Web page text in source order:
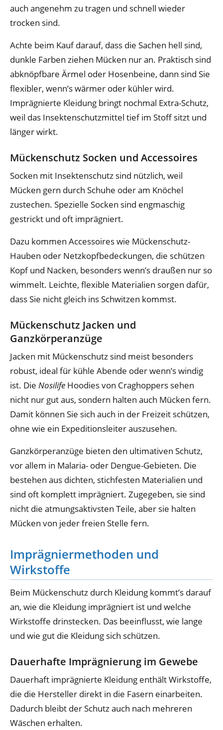
auch angenehm zu tragen und schnell wieder
trocken sind.
Achte beim Kauf darauf, dass die Sachen hell sind,
dunkle Farben ziehen Mücken nur an. Praktisch sind
abknöpfbare Ärmel oder Hosenbeine, dann sind Sie
flexibler, wenn’s wärmer oder kühler wird.
Imprägnierte Kleidung bringt nochmal Extra-Schutz,
weil das Insektenschutzmittel tief im Stoff sitzt und
länger wirkt.
Mückenschutz Socken und Accessoires
Socken mit Insektenschutz sind nützlich, weil
Mücken gern durch Schuhe oder am Knöchel
zustechen. Spezielle Socken sind engmaschig
gestrickt und oft imprägniert.
Dazu kommen Accessoires wie Mückenschutz-
Hauben oder Netzkopfbedeckungen, die schützen
Kopf und Nacken, besonders wenn’s draußen nur so
wimmelt. Leichte, flexible Materialien sorgen dafür,
dass Sie nicht gleich ins Schwitzen kommst.
Mückenschutz Jacken und
Ganzkörperanzüge
Jacken mit Mückenschutz sind meist besonders
robust, ideal für kühle Abende oder wenn’s windig
ist. Die Nosilife Hoodies von Craghoppers sehen
nicht nur gut aus, sondern halten auch Mücken fern.
Damit können Sie sich auch in der Freizeit schützen,
ohne wie ein Expeditionsleiter auszusehen.
Ganzkörperanzüge bieten den ultimativen Schutz,
vor allem in Malaria- oder Dengue-Gebieten. Die
bestehen aus dichten, stichfesten Materialien und
sind oft komplett imprägniert. Zugegeben, sie sind
nicht die atmungsaktivsten Teile, aber sie halten
Mücken von jeder freien Stelle fern.
Imprägniermethoden und
Wirkstoffe
Beim Mückenschutz durch Kleidung kommt’s darauf
an, wie die Kleidung imprägniert ist und welche
Wirkstoffe drinstecken. Das beeinflusst, wie lange
und wie gut die Kleidung sich schützen.
Dauerhafte Imprägnierung im Gewebe
Dauerhaft imprägnierte Kleidung enthält Wirkstoffe,
die die Hersteller direkt in die Fasern einarbeiten.
Dadurch bleibt der Schutz auch nach mehreren
Wäschen erhalten.